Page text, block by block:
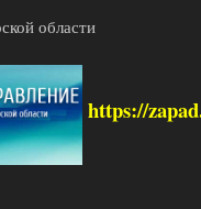
области
https://